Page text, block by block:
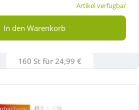
Artikel verfügbar
In den Warenkorb
160 St für 24,99 €